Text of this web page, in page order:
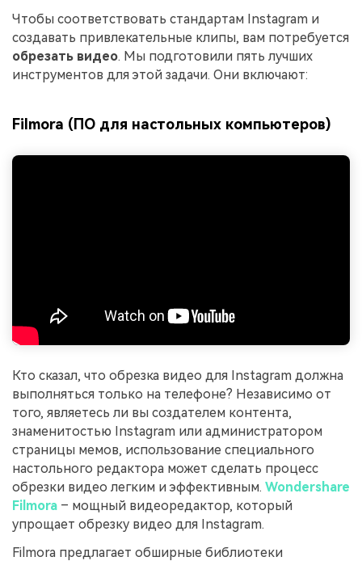
Чтобы соответствовать стандартам Instagram и
создавать привлекательные клипы, вам потребуется
обрезать видео. Мы подготовили пять лучших
инструментов для этой задачи. Они включают:
Filmora (ПО для настольных компьютеров)
Кто сказал, что обрезка видео для Instagram должна
выполняться только на телефоне? Независимо от
того, являетесь ли вы создателем контента,
знаменитостью Instagram или администратором
страницы мемов, использование специального
настольного редактора может сделать процесс
обрезки видео легким и эффективным. Wondershare
Filmora – мощный видеоредактор, который
упрощает обрезку видео для Instagram.
Filmora предлагает обширные библиотеки